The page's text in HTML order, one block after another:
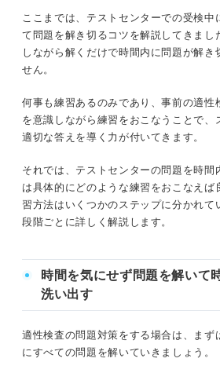
ここまでは、テストセンターでの受検中
て問題を解き切るコツを解説してきまし
しながら解くだけで時間内に問題が解き
せん。
何事も練習あるのみであり、事前の適性
を意識しながら練習をおこなうことで、
適切な答えを導く力が付いてきます。
それでは、テストセンターの問題を時間
は具体的にどのような練習をおこなえば
習方法はいくつかのステップに分かれて
段階ごとに詳しく解説します。
時間を気にせず問題を解いて
洗い出す
適性検査の問題対策をする場合は、まず
にすべての問題を解いていきましょう。